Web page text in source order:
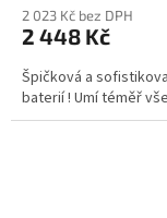
2 023 Kč bez DPH
2 448 Kč
Špičková a
baterií ! Umí téměř